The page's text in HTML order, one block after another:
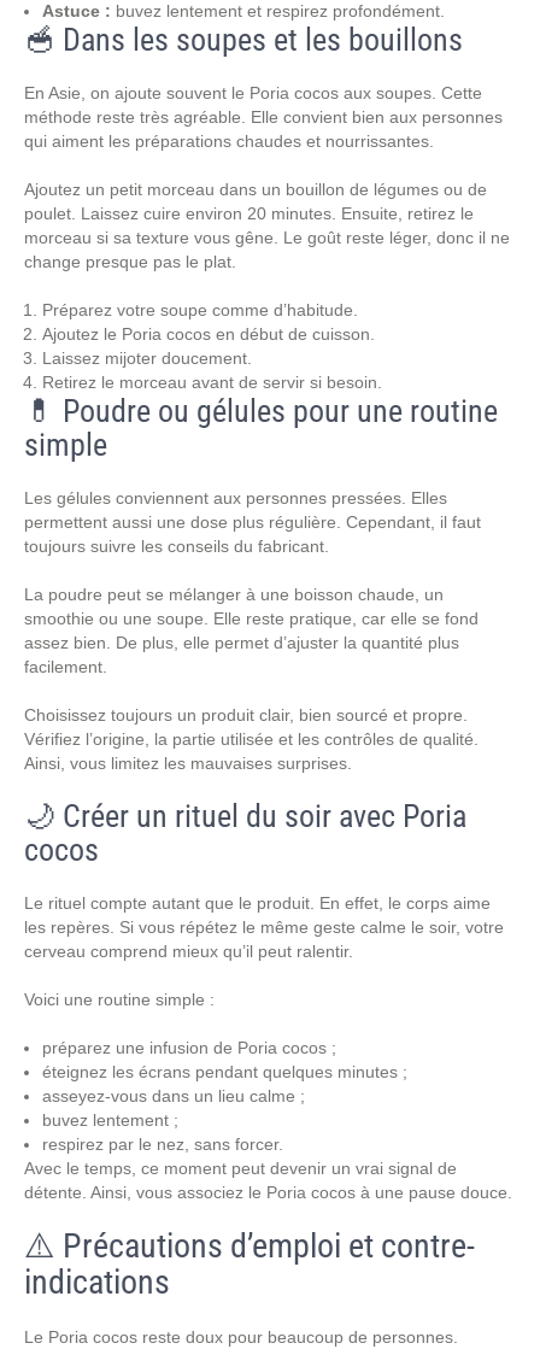
Astuce : buvez lentement et respirez profondément.
🥣 Dans les soupes et les bouillons
En Asie, on ajoute souvent le Poria cocos aux soupes. Cette
méthode reste très agréable. Elle convient bien aux personnes
qui aiment les préparations chaudes et nourrissantes.
Ajoutez un petit morceau dans un bouillon de légumes ou de
poulet. Laissez cuire environ 20 minutes. Ensuite, retirez le
morceau si sa texture vous gêne. Le goût reste léger, donc il ne
change presque pas le plat.
Préparez votre soupe comme d’habitude.
Ajoutez le Poria cocos en début de cuisson.
Laissez mijoter doucement.
Retirez le morceau avant de servir si besoin.
💊 Poudre ou gélules pour une routine
simple
Les gélules conviennent aux personnes pressées. Elles
permettent aussi une dose plus régulière. Cependant, il faut
toujours suivre les conseils du fabricant.
La poudre peut se mélanger à une boisson chaude, un
smoothie ou une soupe. Elle reste pratique, car elle se fond
assez bien. De plus, elle permet d’ajuster la quantité plus
facilement.
Choisissez toujours un produit clair, bien sourcé et propre.
Vérifiez l’origine, la partie utilisée et les contrôles de qualité.
Ainsi, vous limitez les mauvaises surprises.
🌙 Créer un rituel du soir avec Poria
cocos
Le rituel compte autant que le produit. En effet, le corps aime
les repères. Si vous répétez le même geste calme le soir, votre
cerveau comprend mieux qu’il peut ralentir.
Voici une routine simple :
préparez une infusion de Poria cocos ;
éteignez les écrans pendant quelques minutes ;
asseyez-vous dans un lieu calme ;
buvez lentement ;
respirez par le nez, sans forcer.
Avec le temps, ce moment peut devenir un vrai signal de
détente. Ainsi, vous associez le Poria cocos à une pause douce.
⚠️ Précautions d’emploi et contre-
indications
Le Poria cocos reste doux pour beaucoup de personnes.